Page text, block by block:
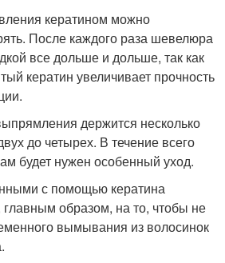
кератином можно
После каждого раза шевелюра
все дольше и дольше, так как
кератин увеличивает прочность
держится несколько
до четырех. В течение всего
будет нужен особенный уход.
с помощью кератина
образом, на то, чтобы не
вымывания из волосинок